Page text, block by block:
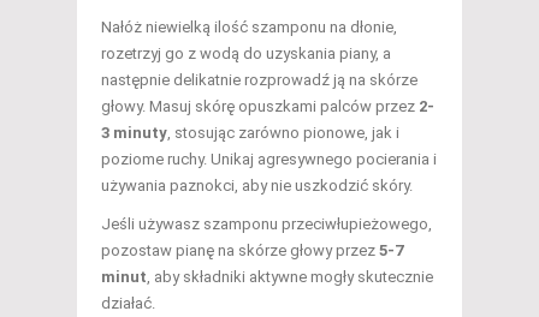
Nałóż niewielką ilość szamponu na dłonie,
rozetrzyj go z wodą do uzyskania piany, a
następnie delikatnie rozprowadź ją na skórze
głowy. Masuj skórę opuszkami palców przez 2-
3 minuty, stosując zarówno pionowe, jak i
poziome ruchy. Unikaj agresywnego pocierania i
używania paznokci, aby nie uszkodzić skóry.
Jeśli używasz szamponu przeciwłupieżowego,
pozostaw pianę na skórze głowy przez 5-7
minut, aby składniki aktywne mogły skutecznie
działać.